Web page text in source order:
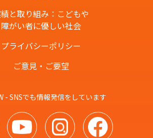
と取り組み：こどもや
障がい者に優しい社会
プライバシーポリシー
ご意見・ご要望
- SNSでも情報発信をしています